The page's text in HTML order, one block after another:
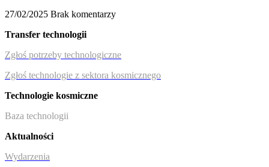
27/02/2025 Brak komentarzy
Transfer technologii
Zgłoś potrzeby technologiczne
Zgłoś technologie z sektora kosmicznego
Technologie kosmiczne
Baza technologii
Aktualności
Wydarzenia